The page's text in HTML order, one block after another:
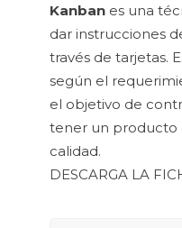
Kanban es una
dar instrucciones
través de tarjetas.
según el
el objetivo de
tener un producto
calidad.
DESCARGA LA